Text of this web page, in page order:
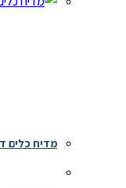
מדיח כלים דלפקי 40/40